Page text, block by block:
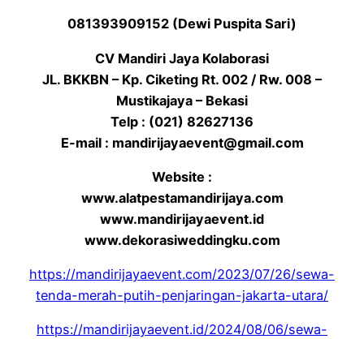
081393909152 (Dewi Puspita Sari)
CV Mandiri Jaya Kolaborasi
JL. BKKBN – Kp. Ciketing Rt. 002 / Rw. 008 –
Mustikajaya – Bekasi
Telp : (021) 82627136
E-mail : mandirijayaevent@gmail.com
Website :
www.alatpestamandirijaya.com
www.mandirijayaevent.id
www.dekorasiweddingku.com
https://mandirijayaevent.com/2023/07/26/sewa-
tenda-merah-putih-penjaringan-jakarta-utara/
https://mandirijayaevent.id/2024/08/06/sewa-